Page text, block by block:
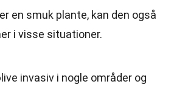
en smuk plante, kan den også
i visse situationer.
invasiv i nogle områder og